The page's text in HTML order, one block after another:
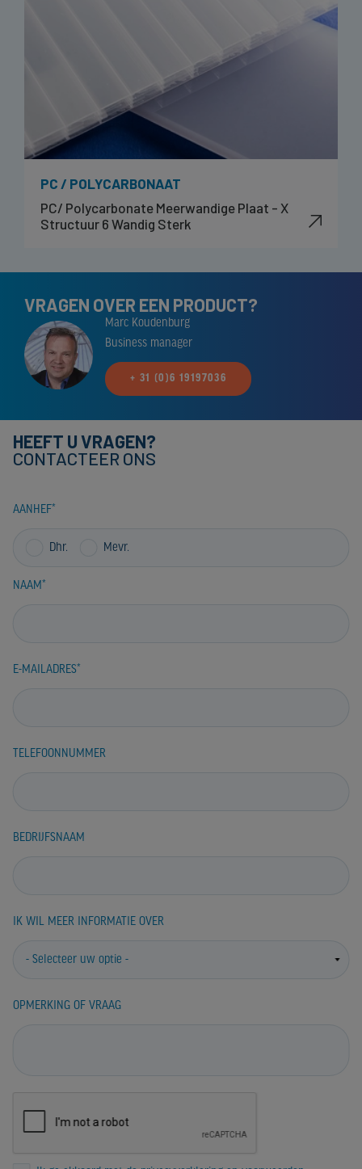
PC / POLYCARBONAAT
PC/ Polycarbonate Meerwandige Plaat - X
Structuur 6 Wandig Sterk
HEEFT U VRAGEN?
CONTACTEER ONS
AANHEF
Dhr. Mevr.
NAAM
E-MAILADRES
TELEFOONNUMMER
BEDRIJFSNAAM
IK WIL MEER INFORMATIE OVER
OPMERKING OF VRAAG
VRAGEN OVER EEN PRODUCT?
Marc Koudenburg
Business manager
+ 31 (0)6 19197036